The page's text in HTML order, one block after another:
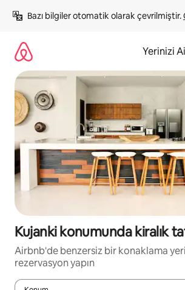
atla
Bazı bilgiler otomatik olarak çevrilmiştir.
Yerinizi
Kujanki konumunda kiralık
Airbnb'de benzersiz bir konaklama
rezervasyon yapın